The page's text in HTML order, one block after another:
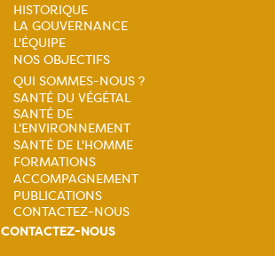
Navigation
principale
HISTORIQUE
LA GOUVERNANCE
L'ÉQUIPE
NOS OBJECTIFS
Navigation
principale
QUI SOMMES-NOUS ?
SANTÉ DU VÉGÉTAL
SANTÉ DE
L'ENVIRONNEMENT
SANTÉ DE L'HOMME
FORMATIONS
ACCOMPAGNEMENT
PUBLICATIONS
CONTACTEZ-NOUS
CONTACTEZ-NOUS